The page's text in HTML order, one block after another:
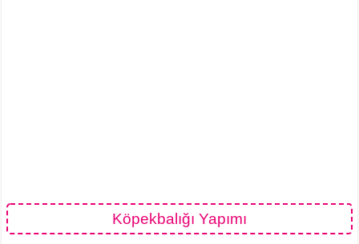
Köpekbalığı Yapımı